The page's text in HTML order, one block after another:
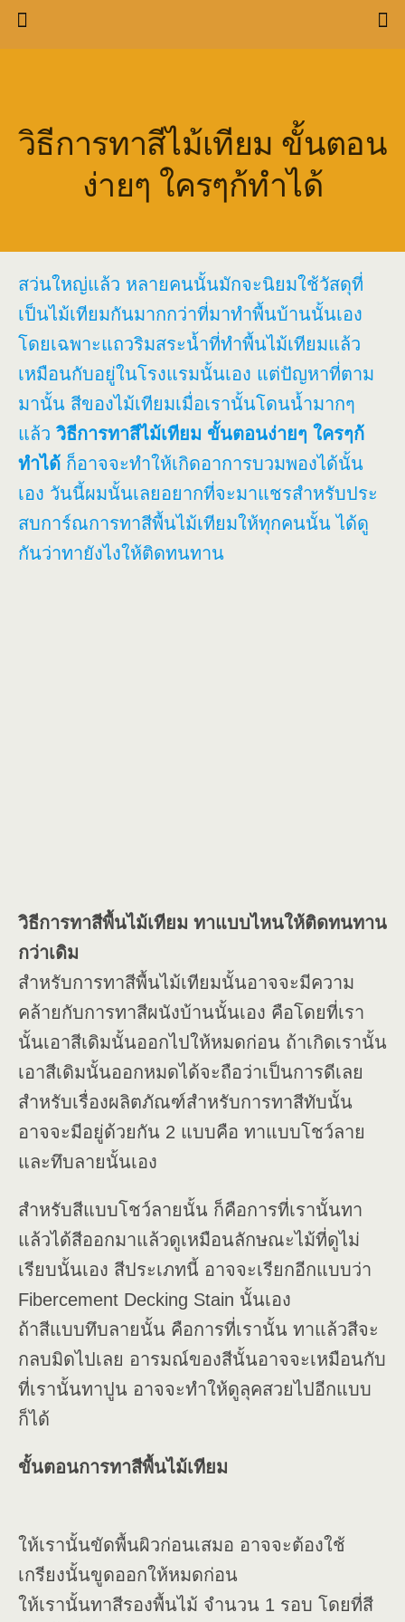
วิธีการทาสีไม้เทียม ขั้นตอน
ง่ายๆ ใครๆก้ทำได้
สว่นใหญ่แล้ว หลายคนนั้นมักจะนิยมใช้วัสดุที่
เป็นไม้เทียมกันมากกว่าที่มาทำพื้นบ้านนั้นเอง
โดยเฉพาะแถวริมสระน้ำที่ทำพื้นไม้เทียมแล้ว
เหมือนกับอยู่ในโรงแรมนั้นเอง แต่ปัญหาที่ตาม
มานั้น สีของไม้เทียมเมื่อเรานั้นโดนน้ำมากๆ
แล้ว วิธีการทาสีไม้เทียม ขั้นตอนง่ายๆ ใครๆก้
ทำได้ ก็อาจจะทำให้เกิดอาการบวมพองได้นั้น
เอง วันนี้ผมนั้นเลยอยากที่จะมาแชรสำหรับประ
สบการ์ณการทาสีพื้นไม้เทียมให้ทุกคนนั้น ได้ดู
กันว่าทายังไงให้ติดทนทาน
วิธีการทาสีพื้นไม้เทียม ทาแบบไหนให้ติดทนทาน
กว่าเดิม
สำหรับการทาสีพื้นไม้เทียมนั้นอาจจะมีความ
คล้ายกับการทาสีผนังบ้านนั้นเอง คือโดยที่เรา
นั้นเอาสีเดิมนั้นออกไปให้หมดก่อน ถ้าเกิดเรานั้น
เอาสีเดิมนั้นออกหมดได้จะถือว่าเป็นการดีเลย
สำหรับเรื่องผลิตภัณฑ์สำหรับการทาสีทับนั้น
อาจจะมีอยู่ด้วยกัน 2 แบบคือ ทาแบบโชว์ลาย
และทึบลายนั้นเอง
สำหรับสีแบบโชว์ลายนั้น ก็คือการที่เรานั้นทา
แล้วได้สีออกมาแล้วดูเหมือนลักษณะไม้ที่ดูไม่
เรียบนั้นเอง สีประเภทนี้ อาจจะเรียกอีกแบบว่า
Fibercement Decking Stain นั้นเอง
ถ้าสีแบบทึบลายนั้น คือการที่เรานั้น ทาแล้วสีจะ
กลบมิดไปเลย อารมณ์ของสีนั้นอาจจะเหมือนกับ
ที่เรานั้นทาปูน อาจจะทำให้ดูลุคสวยไปอีกแบบ
ก็ได้
ขั้นตอนการทาสีพื้นไม้เทียม
ให้เรานั้นขัดพื้นผิวก่อนเสมอ อาจจะต้องใช้
เกรียงนั้นขูดออกให้หมดก่อน
ให้เรานั้นทาสีรองพื้นไม้ จำนวน 1 รอบ โดยที่สี